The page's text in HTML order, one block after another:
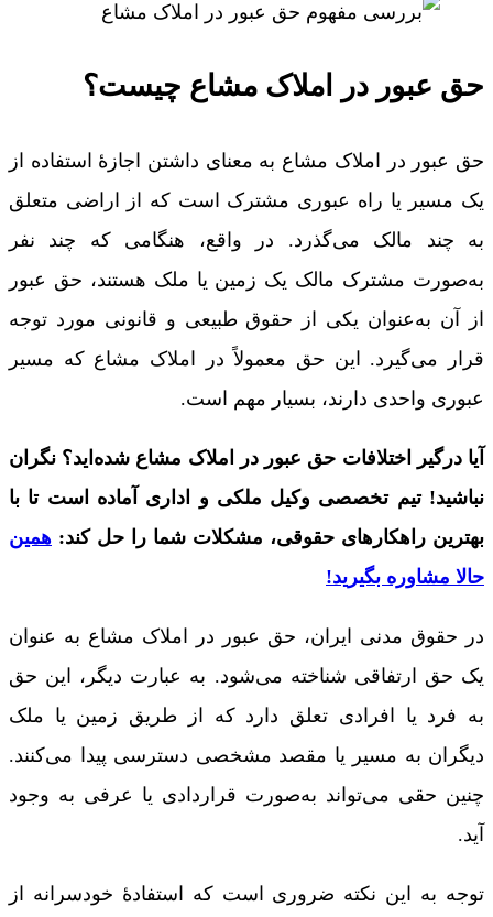
حق عبور در املاک مشاع چیست؟
حق عبور در املاک مشاع به معنای داشتن اجازۀ استفاده از
یک مسیر یا راه عبوری مشترک است که از اراضی متعلق
به چند مالک می‌گذرد. در واقع، هنگامی که چند نفر
به‌صورت مشترک مالک یک زمین یا ملک هستند، حق عبور
از آن به‌عنوان یکی از حقوق طبیعی و قانونی مورد توجه
قرار می‌گیرد. این حق معمولاً در املاک مشاع که مسیر
عبوری واحدی دارند، بسیار مهم است.
آیا درگیر اختلافات حق عبور در املاک مشاع شده‌اید؟ نگران
نباشید! تیم تخصصی وکیل ملکی و اداری آماده است تا با
بهترین راهکارهای حقوقی، مشکلات شما را حل کند: همین
حالا مشاوره بگیرید!
در حقوق مدنی ایران، حق عبور در املاک مشاع به عنوان
یک حق ارتفاقی شناخته می‌شود. به عبارت دیگر، این حق
به فرد یا افرادی تعلق دارد که از طریق زمین یا ملک
دیگران به مسیر یا مقصد مشخصی دسترسی پیدا می‌کنند.
چنین حقی می‌تواند به‌صورت قراردادی یا عرفی به وجود
آید.
توجه به این نکته ضروری است که استفادۀ خودسرانه از